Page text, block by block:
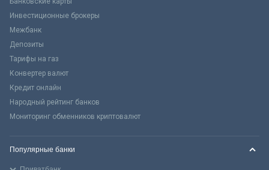
Инвестиционные брокеры
Межбанк
Депозиты
Тарифы на газ
Конвертер валют
Кредит онлайн
Народный рейтинг банков
Мониторинг обменников криптовалют
Популярные банки